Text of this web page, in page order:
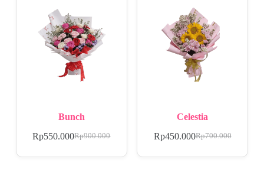
Bunch
Rp900.000
Rp550.000
Celestia
Rp700.000
Rp450.000